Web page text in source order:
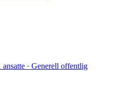
ansatte · Generell offentlig